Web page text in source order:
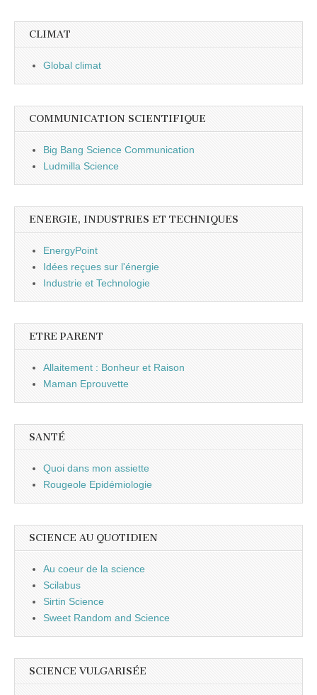
CLIMAT
Global climat
COMMUNICATION SCIENTIFIQUE
Big Bang Science Communication
Ludmilla Science
ENERGIE, INDUSTRIES ET TECHNIQUES
EnergyPoint
Idées reçues sur l'énergie
Industrie et Technologie
ETRE PARENT
Allaitement : Bonheur et Raison
Maman Eprouvette
SANTÉ
Quoi dans mon assiette
Rougeole Epidémiologie
SCIENCE AU QUOTIDIEN
Au coeur de la science
Scilabus
Sirtin Science
Sweet Random and Science
SCIENCE VULGARISÉE